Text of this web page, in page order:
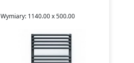
Wymiary: 1140.00 x 500.00